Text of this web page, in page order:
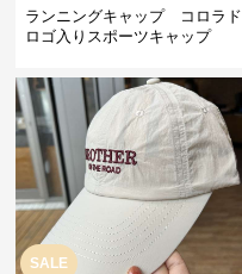
ランニングキャップ コロラド
ロゴ入りスポーツキャップ
SALE